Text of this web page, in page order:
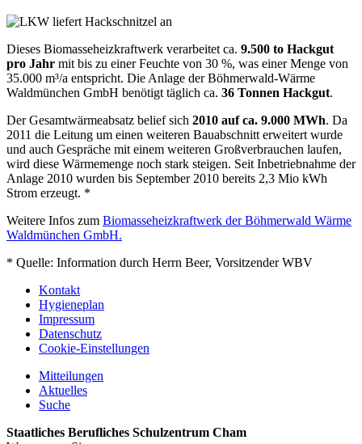
Dieses Biomasseheizkraftwerk verarbeitet ca. 9.500 to Hackgut
pro Jahr mit bis zu einer Feuchte von 30 %, was einer Menge von
35.000 m³/a entspricht. Die Anlage der Böhmerwald-Wärme
Waldmünchen GmbH benötigt täglich ca. 36 Tonnen Hackgut.
Der Gesamtwärmeabsatz belief sich 2010 auf ca. 9.000 MWh. Da
2011 die Leitung um einen weiteren Bauabschnitt erweitert wurde
und auch Gespräche mit einem weiteren Großverbrauchen laufen,
wird diese Wärmemenge noch stark steigen. Seit Inbetriebnahme der
Anlage 2010 wurden bis September 2010 bereits 2,3 Mio kWh
Strom erzeugt. *
Weitere Infos zum Biomasseheizkraftwerk der Böhmerwald Wärme
Waldmünchen GmbH.
* Quelle: Information durch Herrn Beer, Vorsitzender WBV
Kontakt
Hygieneplan
Impressum
Datenschutz
Cookie-Einstellungen
Mitteilungen
Aktuelles
Suche
Staatliches Berufliches Schulzentrum Cham